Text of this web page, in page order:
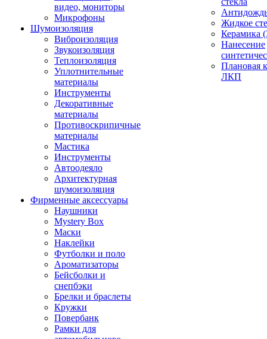
видео, мониторы
Микрофоны
Шумоизоляция
Виброизоляция
Звукоизоляция
Теплоизоляция
Уплотнительные
материалы
Инструменты
Декоративные
материалы
Противоскрипичные
материалы
Мастика
Инструменты
Автоодеяло
Архитектурная
шумоизоляция
Фирменные аксессуары
Наушники
Mystery Box
Маски
Наклейки
Футболки и поло
Ароматизаторы
Бейсболки и
снепбэки
Брелки и браслеты
Кружки
Повербанк
Рамки для
Жидкое
Керамика
Нанесение
Плановая
ЛКП